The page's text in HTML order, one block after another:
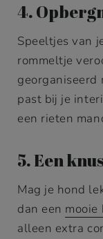
4.
Speeltjes van
rommeltje
georganiseerd
past bij je
een rieten
5. Een
Mag je hond
dan een mooie
alleen extra